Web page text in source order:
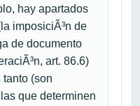
hay apartados
imposiciÃ³n de
de documento
art. 86.6)
tanto (son
que determinen